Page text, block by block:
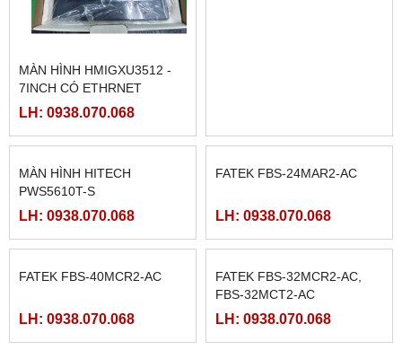
MÀN HÌNH HMIGXU3512 -
7INCH CÓ ETHRNET
LH: 0938.070.068
MÀN HÌNH HITECH
FATEK FBS-24MAR2-AC